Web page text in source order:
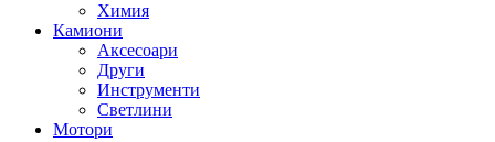
Химия
Камиони
Аксесоари
Други
Инструменти
Светлини
Мотори